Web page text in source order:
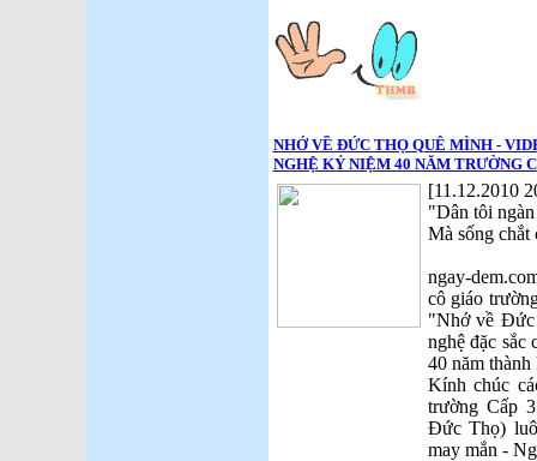
NHỚ VỀ ĐỨC THỌ QUÊ MÌNH -
NGHỆ KỶ NIỆM 40 NĂM TRƯỜNG
[11.12.2010
"Dân tôi
Mà sống
ngay-
cô giáo
"Nhớ về Đức
nghệ đặc
40 năm
Kính chúc
trường Cấp
Đức Thọ)
may mắn -